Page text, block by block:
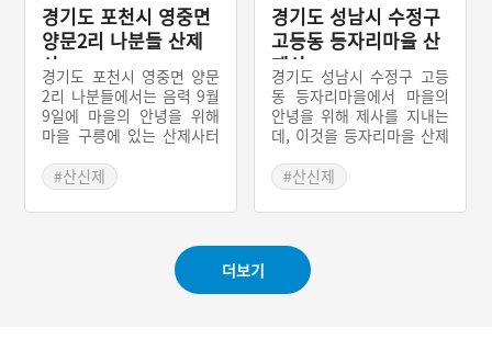
경기도 포천시 영중면
양문2리 나분들 산제
사
경기도 포천시 영중면 양문
2리 나분들에서는 음력 9월
9일에 마을의 안녕을 위해
마을 구릉에 있는 산제사터
제사라고 말한다. 한국전쟁
이후 포천에서 살았던 사람
들과 강원도 지역 사람들이
내는 산제사로 마을 가운데
에 있는 삼거리에서 서쪽으
로 100미터 되는 지점에 있
#산신제
경기도 성남시 수정구
고등동 등자리마을 산
제사
경기도 성남시 수정구 고등
동 등자리마을에서 마을의
안녕을 위해 제사를 지내는
데, 이것을 등자리마을 산제
에서는 산신이 모셔져 있다.
과거에는 마을 사람들이 주
관이 되어 제관을 선출해 제
천사의 보살이 주축이 되어
지내고 있다.
#산신제
더보기